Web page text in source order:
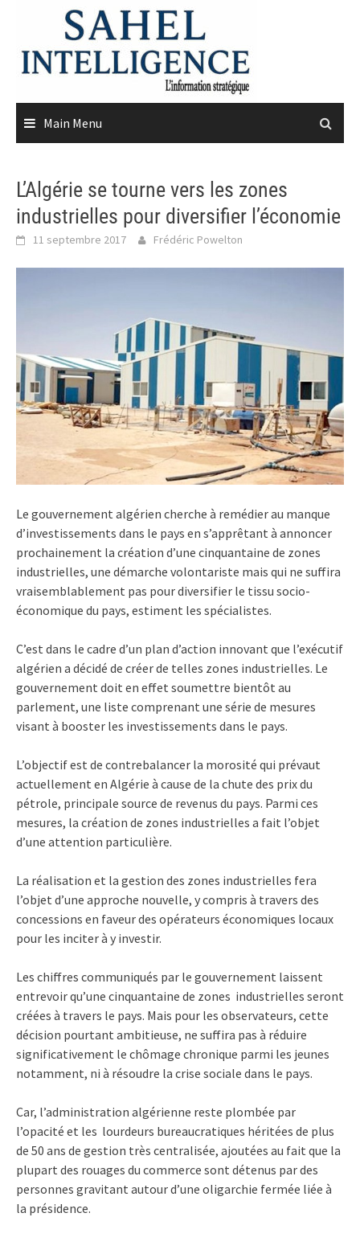
content
Main Menu
L’Algérie se tourne vers les zones
industrielles pour diversifier l’économie
11 septembre 2017 Frédéric Powelton
Le gouvernement algérien cherche à remédier au manque
d’investissements dans le pays en s’apprêtant à annoncer
prochainement la création d’une cinquantaine de zones
industrielles, une démarche volontariste mais qui ne suffira
vraisemblablement pas pour diversifier le tissu socio-
économique du pays, estiment les spécialistes.
C’est dans le cadre d’un plan d’action innovant que l’exécutif
algérien a décidé de créer de telles zones industrielles. Le
gouvernement doit en effet soumettre bientôt au
parlement, une liste comprenant une série de mesures
visant à booster les investissements dans le pays.
L’objectif est de contrebalancer la morosité qui prévaut
actuellement en Algérie à cause de la chute des prix du
pétrole, principale source de revenus du pays. Parmi ces
mesures, la création de zones industrielles a fait l’objet
d’une attention particulière.
La réalisation et la gestion des zones industrielles fera
l’objet d’une approche nouvelle, y compris à travers des
concessions en faveur des opérateurs économiques locaux
pour les inciter à y investir.
Les chiffres communiqués par le gouvernement laissent
entrevoir qu’une cinquantaine de zones industrielles seront
créées à travers le pays. Mais pour les observateurs, cette
décision pourtant ambitieuse, ne suffira pas à réduire
significativement le chômage chronique parmi les jeunes
notamment, ni à résoudre la crise sociale dans le pays.
Car, l’administration algérienne reste plombée par
l’opacité et les lourdeurs bureaucratiques héritées de plus
de 50 ans de gestion très centralisée, ajoutées au fait que la
plupart des rouages du commerce sont détenus par des
personnes gravitant autour d’une oligarchie fermée liée à
la présidence.